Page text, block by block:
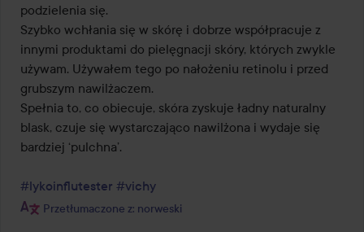
podzielenia się.
Szybko wchłania się w skórę i dobrze współpracuje z
innymi produktami do pielęgnacji skóry, których zwykle
używam. Używałem tego po nałożeniu retinolu i przed
grubszym nawilżaczem.
Spełnia to, co obiecuje, skóra zyskuje ładny naturalny
blask, czuje się wystarczająco nawilżona i wydaje się
bardziej ‘pulchna’.
#lykoinflutester #vichy
Przetłumaczone z: norweski